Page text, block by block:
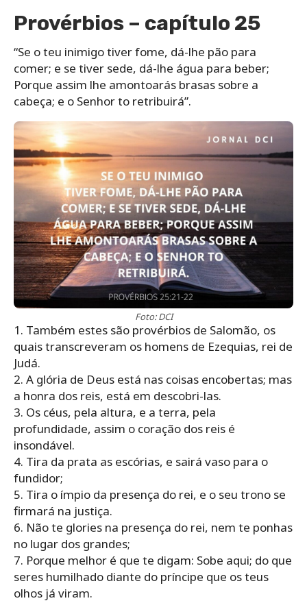
Provérbios – capítulo 25
“Se o teu inimigo tiver fome, dá-lhe pão para
comer; e se tiver sede, dá-lhe água para beber;
Porque assim lhe amontoarás brasas sobre a
cabeça; e o Senhor to retribuirá”.
Foto: DCI
1. Também estes são provérbios de Salomão, os
quais transcreveram os homens de Ezequias, rei de
Judá.
2. A glória de Deus está nas coisas encobertas; mas
a honra dos reis, está em descobri-las.
3. Os céus, pela altura, e a terra, pela
profundidade, assim o coração dos reis é
insondável.
4. Tira da prata as escórias, e sairá vaso para o
fundidor;
5. Tira o ímpio da presença do rei, e o seu trono se
firmará na justiça.
6. Não te glories na presença do rei, nem te ponhas
no lugar dos grandes;
7. Porque melhor é que te digam: Sobe aqui; do que
seres humilhado diante do príncipe que os teus
olhos já viram.